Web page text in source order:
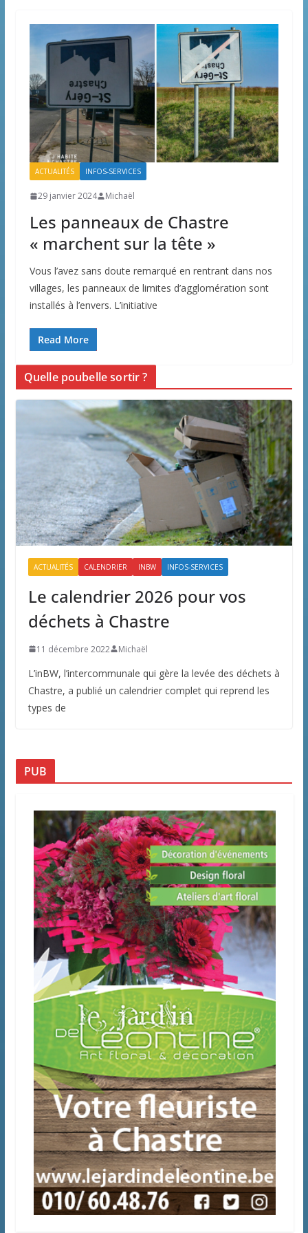
ACTUALITÉS INFOS-SERVICES
29 janvier 2024 Michaël
Les panneaux de Chastre
« marchent sur la tête »
Vous l’avez sans doute remarqué en rentrant dans nos
villages, les panneaux de limites d’agglomération sont
installés à l’envers. L’initiative
Read More
Quelle poubelle sortir ?
ACTUALITÉS CALENDRIER INBW INFOS-SERVICES
Le calendrier 2026 pour vos
déchets à Chastre
11 décembre 2022 Michaël
L’inBW, l’intercommunale qui gère la levée des déchets à
Chastre, a publié un calendrier complet qui reprend les
types de
PUB